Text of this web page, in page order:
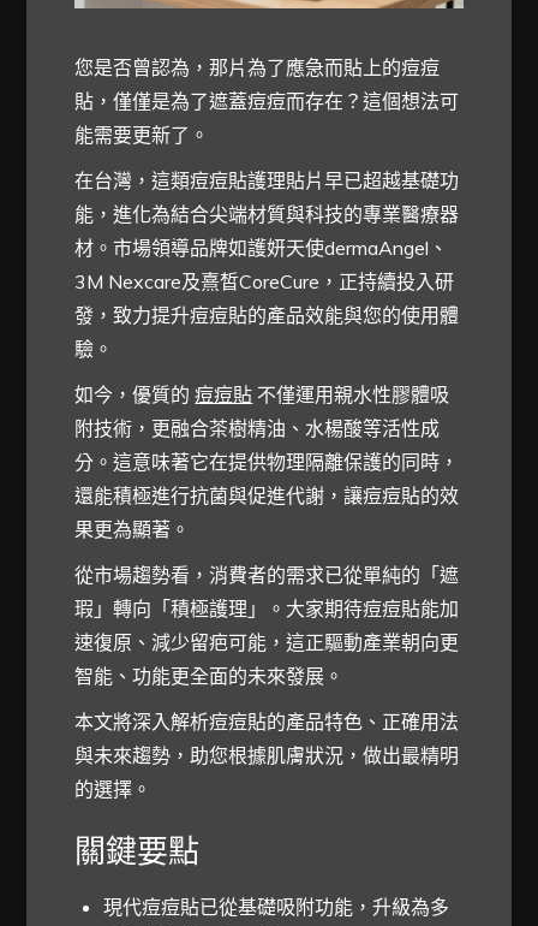
您是否曾認為，那片為了應急而貼上的痘痘
貼，僅僅是為了遮蓋痘痘而存在？這個想法可
能需要更新了。
在台灣，這類痘痘貼護理貼片早已超越基礎功
能，進化為結合尖端材質與科技的專業醫療器
材。市場領導品牌如護妍天使dermaAngel、
3M Nexcare及熹皙CoreCure，正持續投入研
發，致力提升痘痘貼的產品效能與您的使用體
驗。
如今，優質的痘痘貼 不僅運用親水性膠體吸
附技術，更融合茶樹精油、水楊酸等活性成
分。這意味著它在提供物理隔離保護的同時，
還能積極進行抗菌與促進代謝，讓痘痘貼的效
果更為顯著。
從市場趨勢看，消費者的需求已從單純的「遮
瑕」轉向「積極護理」。大家期待痘痘貼能加
速復原、減少留疤可能，這正驅動產業朝向更
智能、功能更全面的未來發展。
本文將深入解析痘痘貼的產品特色、正確用法
與未來趨勢，助您根據肌膚狀況，做出最精明
的選擇。
關鍵要點
現代痘痘貼已從基礎吸附功能，升級為多